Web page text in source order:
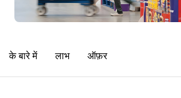
के बारे में लाभ ऑफ़र